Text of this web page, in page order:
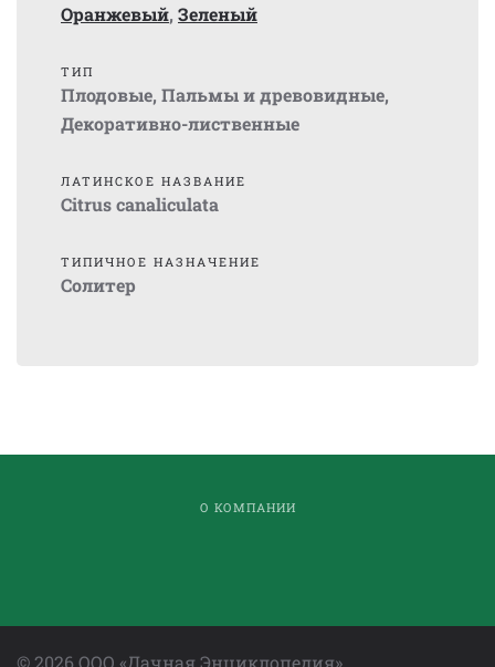
Оранжевый, Зеленый
ТИП
Плодовые, Пальмы и древовидные,
Декоративно-лиственные
ЛАТИНСКОЕ НАЗВАНИЕ
Citrus canaliculata
ТИПИЧНОЕ НАЗНАЧЕНИЕ
Солитер
О КОМПАНИИ
©2026 ООО «Дачная Энциклопедия»